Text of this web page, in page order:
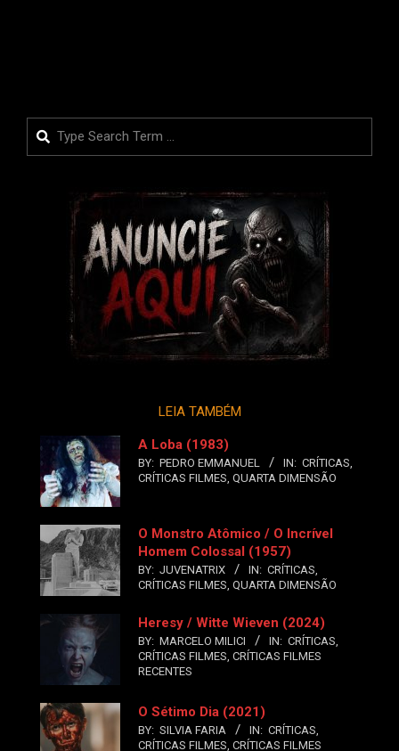
Search
LEIA TAMBÉM
A Loba (1983)
BY: PEDRO EMMANUEL IN: CRÍTICAS,
CRÍTICAS FILMES, QUARTA DIMENSÃO
O Monstro Atômico / O Incrível
Homem Colossal (1957)
BY: JUVENATRIX IN: CRÍTICAS,
CRÍTICAS FILMES, QUARTA DIMENSÃO
Heresy / Witte Wieven (2024)
BY: MARCELO MILICI IN: CRÍTICAS,
CRÍTICAS FILMES, CRÍTICAS FILMES
RECENTES
O Sétimo Dia (2021)
BY: SILVIA FARIA IN: CRÍTICAS,
CRÍTICAS FILMES, CRÍTICAS FILMES